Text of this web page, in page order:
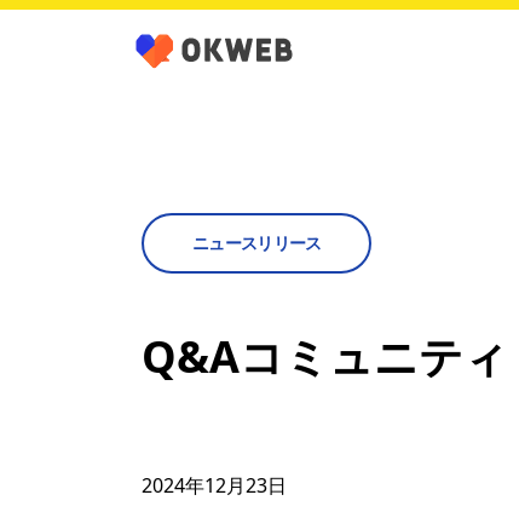
ニュースリリース
Q&Aコミュニティ
2024年12月23日